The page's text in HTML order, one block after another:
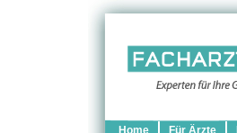
Home Für Ärzte